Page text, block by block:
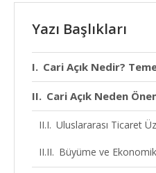
Yazı Başlıkları
Cari Açık Nedir?
Cari Açık Neden
Uluslararası Ticaret
Büyüme ve Ekonomik